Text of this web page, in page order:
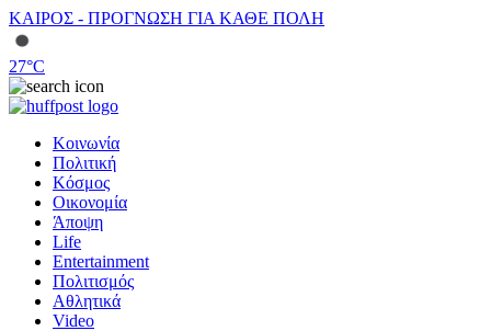
ΚΑΙΡΟΣ - ΠΡΟΓΝΩΣΗ ΓΙΑ ΚΑΘΕ ΠΟΛΗ
27°C
Κοινωνία
Πολιτική
Κόσμος
Οικονομία
Άποψη
Life
Entertainment
Πολιτισμός
Αθλητικά
Video